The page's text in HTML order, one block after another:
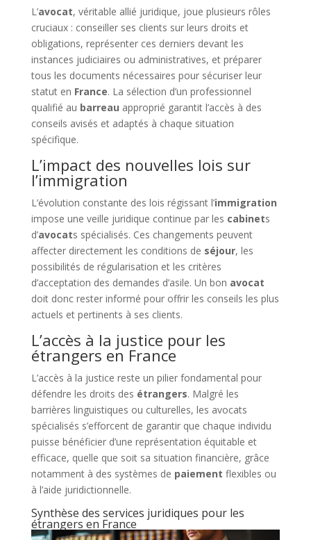
L’avocat, véritable allié juridique, joue plusieurs rôles
cruciaux : conseiller ses clients sur leurs droits et
obligations, représenter ces derniers devant les
instances judiciaires ou administratives, et préparer
tous les documents nécessaires pour sécuriser leur
statut en France. La sélection d’un professionnel
qualifié au barreau approprié garantit l’accès à des
conseils avisés et adaptés à chaque situation
spécifique.
L’impact des nouvelles lois sur
l’immigration
L’évolution constante des lois régissant l’immigration
impose une veille juridique continue par les cabinets
d’avocats spécialisés. Ces changements peuvent
affecter directement les conditions de séjour, les
possibilités de régularisation et les critères
d’acceptation des demandes d’asile. Un bon avocat
doit donc rester informé pour offrir les conseils les plus
actuels et pertinents à ses clients.
L’accès à la justice pour les
étrangers en France
L’accès à la justice reste un pilier fondamental pour
défendre les droits des étrangers. Malgré les
barrières linguistiques ou culturelles, les avocats
spécialisés s’efforcent de garantir que chaque individu
puisse bénéficier d’une représentation équitable et
efficace, quelle que soit sa situation financière, grâce
notamment à des systèmes de paiement flexibles ou
à l’aide juridictionnelle.
Synthèse des services juridiques pour les
étrangers en France